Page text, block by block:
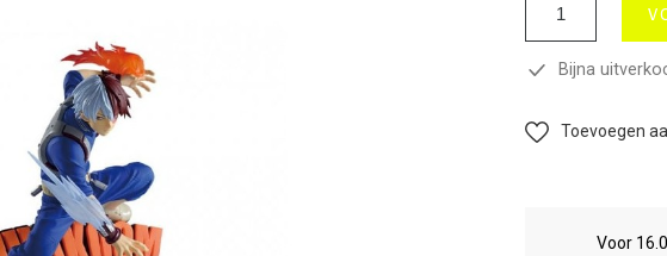
Bijna
Toevoegen
Voor